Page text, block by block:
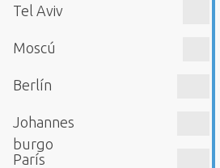
Tel Aviv
Moscú
Berlín
Johannes
burgo
París